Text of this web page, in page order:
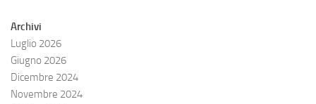
Archivi
Luglio 2026
Giugno 2026
Dicembre 2024
Novembre 2024